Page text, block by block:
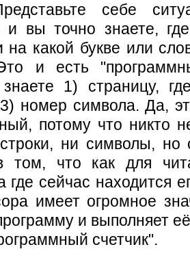
себе
и вы точно знаете,
на какой букве или
и есть
1) страницу,
номер символа. Да,
потому что никто
ни символы, но
том, что как для
где сейчас находится
имеет огромное
и выполняет
счетчик".